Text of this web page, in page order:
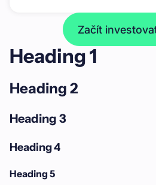
Začít
Heading 1
Heading 2
Heading 3
Heading 4
Heading 5